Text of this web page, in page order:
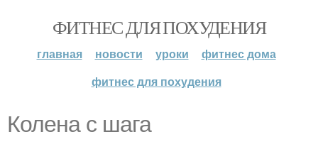
ФИТНЕС ДЛЯ ПОХУДЕНИЯ
главная новости уроки
фитнес дома
фитнес для похудения
Колена с шага